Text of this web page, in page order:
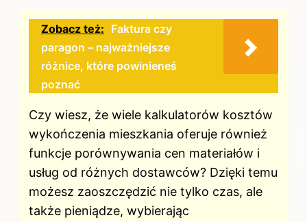
Zobacz też: Faktura czy
paragon – najważniejsze
różnice, które powinieneś
poznać
Czy wiesz, że wiele kalkulatorów kosztów
wykończenia mieszkania oferuje również
funkcje porównywania cen materiałów i
usług od różnych dostawców? Dzięki temu
możesz zaoszczędzić nie tylko czas, ale
także pieniądze, wybierając